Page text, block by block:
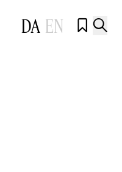
DA EN  